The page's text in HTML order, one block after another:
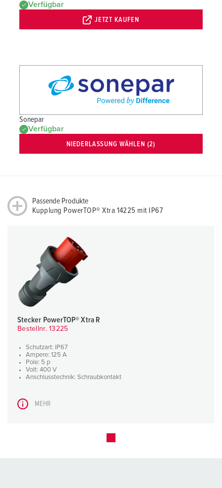
Verfügbar
JETZT KAUFEN
Sonepar
Verfügbar
NIEDERLASSUNG WÄHLEN (2)
Passende Produkte
Kupplung PowerTOP® Xtra 14225 mit IP67
Stecker PowerTOP® Xtra R
Bestellnr. 13225
Schutzart: IP67
Ampere: 125 A
Pole: 5 p
Volt: 400 V
Anschlusstechnik: Schraubkontakt
MEHR